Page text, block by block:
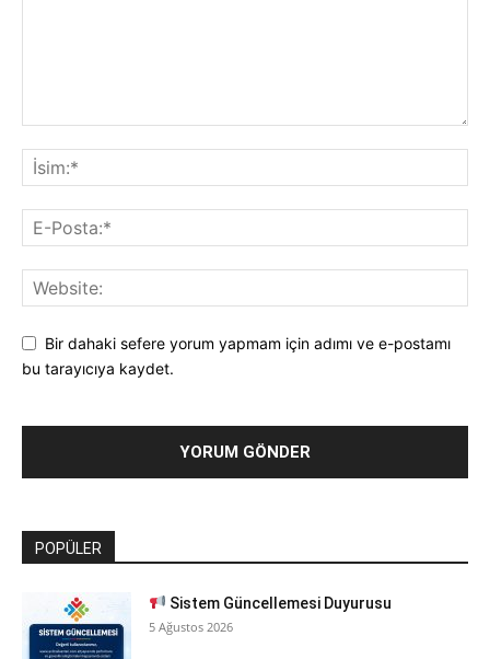
Bir dahaki sefere yorum yapmam için adımı ve e-postamı
bu tarayıcıya kaydet.
POPÜLER
Sistem Güncellemesi Duyurusu
5 Ağustos 2026